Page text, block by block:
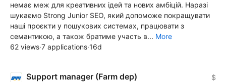
немає меж для креативних ідей та нових амбіцій. Наразі
шукаємо Strong Junior SEO, який допоможе покращувати
наші проєкти у пошукових системах, працювати з
семантикою, а також братиме участь в... More
62 views·7 applications·16d
Support manager (Farm dep) $